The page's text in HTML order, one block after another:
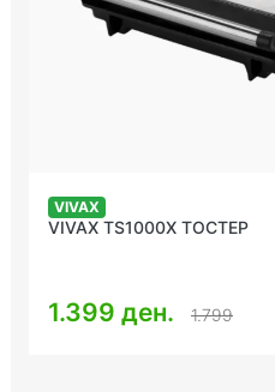
VIVAX
VIVAX TS1000X ТОСТЕР
1.399 ден. 1.799